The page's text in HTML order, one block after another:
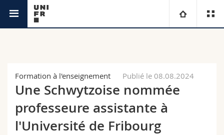
Campus
Recherche
Théologie
Droit
Vous êtes
Futurs étudiants
Ressources
Formation à l'enseignement Publié le 08.08.2024
Une Schwytzoise nommée
professeure assistante à
l'Université de Fribourg